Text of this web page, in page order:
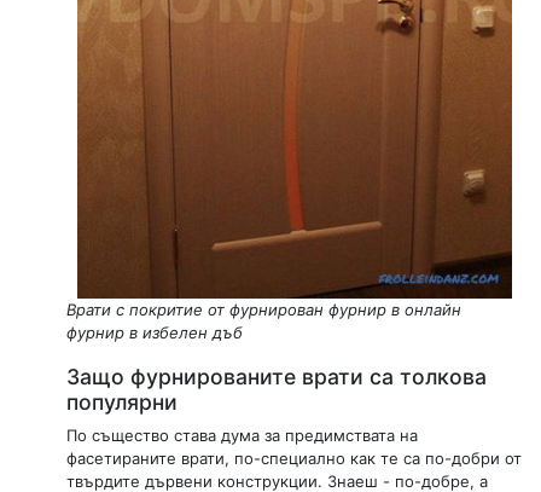
Врати с покритие от фурнирован фурнир в онлайн
фурнир в избелен дъб
Защо фурнированите врати са толкова
популярни
По същество става дума за предимствата на
фасетираните врати, по-специално как те са по-добри от
твърдите дървени конструкции. Знаеш - по-добре, а